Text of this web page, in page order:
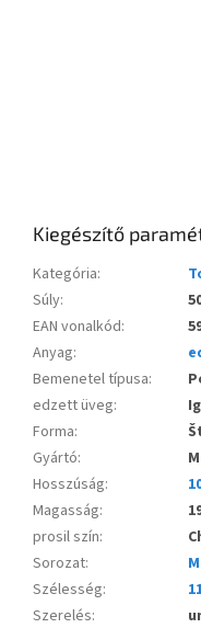
Kiegészítő
Kategória:
Súly:
EAN vonalkód:
Anyag:
Bemenetel típusa:
edzett üveg:
Forma:
Gyártó:
Hosszúság:
Magasság:
prosil szín:
Sorozat:
Szélesség:
Szerelés: